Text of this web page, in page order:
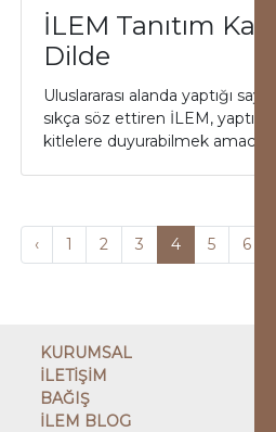
İLEM Tanıtım
Dilde
Uluslararası alanda yaptığı
sıkça söz ettiren İLEM, yaptığı
kitlelere duyurabilmek amacıy...
‹ 1 2 3 4 5 6
KURUMSAL
İLETİŞİM
BAĞIŞ
İLEM BLOG